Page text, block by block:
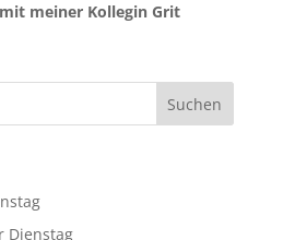
meiner Kollegin Grit
Dienstag